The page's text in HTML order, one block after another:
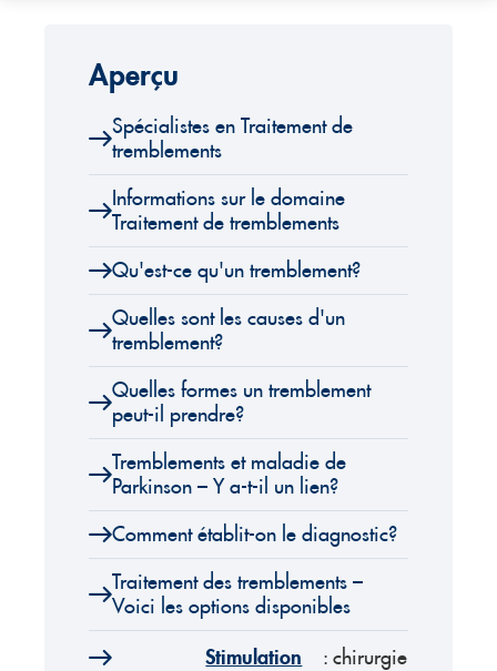
Aperçu
Spécialistes en Traitement de
tremblements
Informations sur le domaine
Traitement de tremblements
Qu'est-ce qu'un tremblement?
Quelles sont les causes d'un
tremblement?
Quelles formes un tremblement
peut-il prendre?
Tremblements et maladie de
Parkinson – Y a-t-il un lien?
Comment établit-on le diagnostic?
Traitement des tremblements –
Voici les options disponibles
Stimulation
: chirurgie